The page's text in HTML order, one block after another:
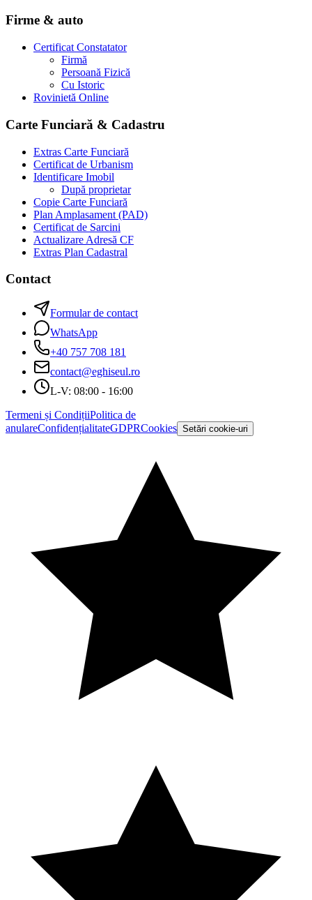
Firme & auto
Certificat Constatator
Firmă
Persoană Fizică
Cu Istoric
Rovinietă Online
Carte Funciară & Cadastru
Extras Carte Funciară
Certificat de Urbanism
Identificare Imobil
După proprietar
Copie Carte Funciară
Plan Amplasament (PAD)
Certificat de Sarcini
Actualizare Adresă CF
Extras Plan Cadastral
Contact
Formular de contact
WhatsApp
+40 757 708 181
contact@eghiseul.ro
L-V: 08:00 - 16:00
Termeni și CondițiiPolitica de
anulareConfidențialitateGDPRCookies Setări cookie-uri